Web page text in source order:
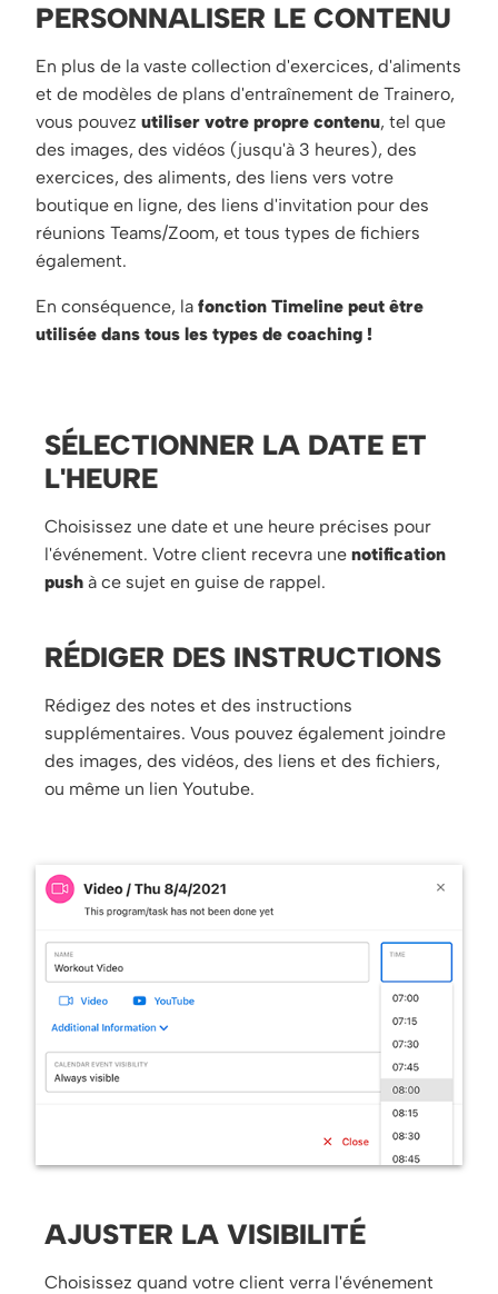
PERSONNALISER LE CONTENU
En plus de la vaste collection d'exercices, d'aliments
et de modèles de plans d'entraînement de Trainero,
vous pouvez utiliser votre propre contenu, tel que
des images, des vidéos (jusqu'à 3 heures), des
exercices, des aliments, des liens vers votre
boutique en ligne, des liens d'invitation pour des
réunions Teams/Zoom, et tous types de fichiers
également.
En conséquence, la fonction Timeline peut être
utilisée dans tous les types de coaching !
SÉLECTIONNER LA DATE ET
L'HEURE
Choisissez une date et une heure précises pour
l'événement. Votre client recevra une notification
push à ce sujet en guise de rappel.
RÉDIGER DES INSTRUCTIONS
Rédigez des notes et des instructions
supplémentaires. Vous pouvez également joindre
des images, des vidéos, des liens et des fichiers,
ou même un lien Youtube.
AJUSTER LA VISIBILITÉ
Choisissez quand votre client verra l'événement